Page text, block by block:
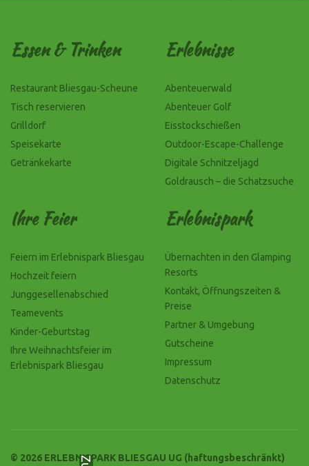
Essen & Trinken
Restaurant Bliesgau-Scheune
Tisch reservieren
Grilldorf
Speisekarte
Getränkekarte
Erlebnisse
Abenteuerwald
Abenteuer Golf
Eisstockschießen
Outdoor-Escape-Challenge
Digitale Schnitzeljagd
Goldrausch – die Schatzsuche
Ihre Feier
Feiern im Erlebnispark Bliesgau
Hochzeit feiern
Junggesellenabschied
Teamevents
Kinder-Geburtstag
Ihre Weihnachtsfeier im
Erlebnispark Bliesgau
Erlebnispark
Übernachten in den Glamping
Resorts
Kontakt, Öffnungszeiten &
Preise
Partner & Umgebung
Gutscheine
Impressum
Datenschutz
© 2026 ERLEBNISPARK BLIESGAU UG (haftungsbeschränkt)